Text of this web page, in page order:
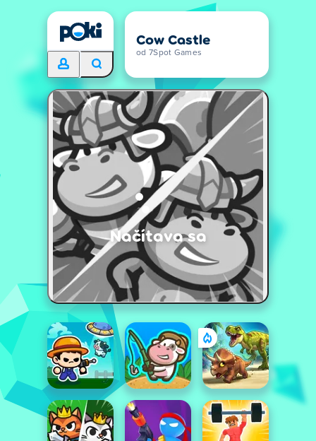
Cow Castle
od 7Spot Games
Načítava sa